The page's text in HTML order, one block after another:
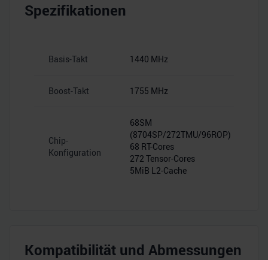
Spezifikationen
Basis-Takt 1440 MHz
Boost-Takt 1755 MHz
Chip-
Konfiguration
68SM
(8704SP/272TMU/96ROP)
68 RT-Cores
272 Tensor-Cores
5MiB L2-Cache
Kompatibilität und Abmessungen